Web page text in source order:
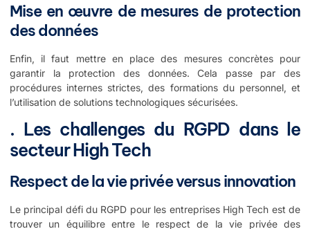
Mise en œuvre de mesures de protection
des données
Enfin, il faut mettre en place des mesures concrètes pour
garantir la protection des données. Cela passe par des
procédures internes strictes, des formations du personnel, et
l’utilisation de solutions technologiques sécurisées.
. Les challenges du RGPD dans le
secteur High Tech
Respect de la vie privée versus innovation
Le principal défi du RGPD pour les entreprises High Tech est de
trouver un équilibre entre le respect de la vie privée des